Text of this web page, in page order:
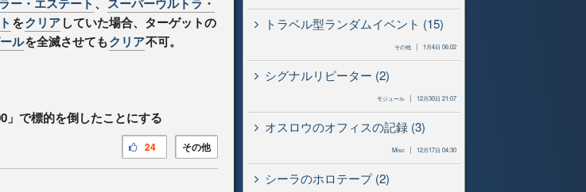
をクリアしていた場合、ターゲットの
ルを全滅させてもクリア不可。
」で標的を倒したことにする
その他
24
トラベル型ランダムイベント (15)
その他 1月4日 06:02
シグナルリピーター (2)
モジュール 12月30日 21:07
オスロウのオフィスの記録 (3)
Misc 12月17日 04:30
シーラのホロテープ (2)